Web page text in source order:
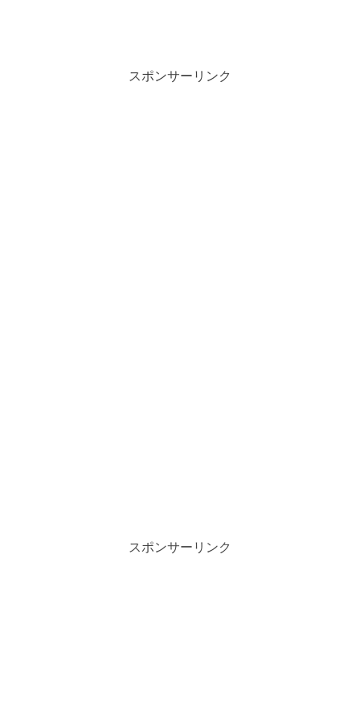
スポンサーリンク
スポンサーリンク